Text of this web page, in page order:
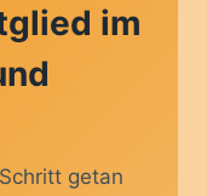
im
getan